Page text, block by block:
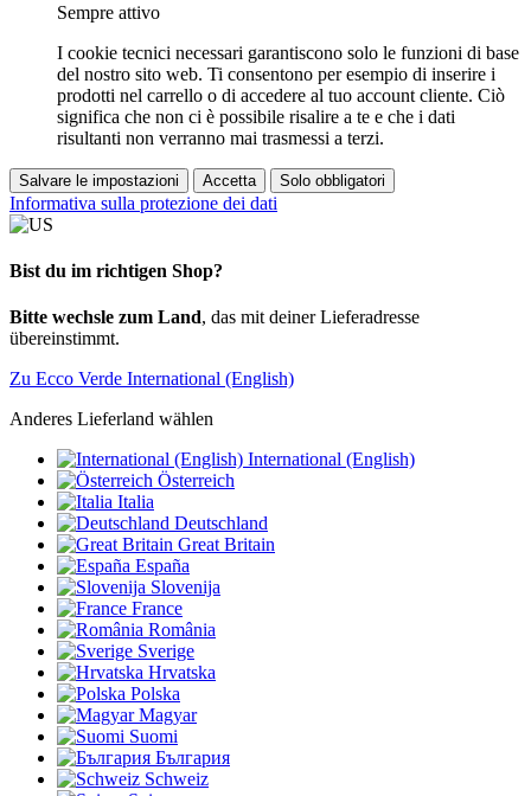
Sempre attivo
I cookie tecnici necessari garantiscono solo le funzioni di base
del nostro sito web. Ti consentono per esempio di inserire i
prodotti nel carrello o di accedere al tuo account cliente. Ciò
significa che non ci è possibile risalire a te e che i dati
risultanti non verranno mai trasmessi a terzi.
Salvare le impostazioni Accetta Solo obbligatori
Informativa sulla protezione dei dati
Bist du im richtigen Shop?
Bitte wechsle zum Land, das mit deiner Lieferadresse
übereinstimmt.
Zu Ecco Verde International (English)
Anderes Lieferland wählen
International (English)
Österreich
Italia
Deutschland
Great Britain
España
Slovenija
France
România
Sverige
Hrvatska
Polska
Magyar
Suomi
България
Schweiz